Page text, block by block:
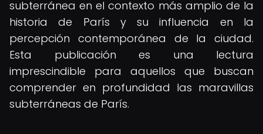
subterránea en el contexto más amplio de la
historia de París y su influencia en la
percepción contemporánea de la ciudad.
Esta publicación es una lectura
imprescindible para aquellos que buscan
comprender en profundidad las maravillas
subterráneas de París.